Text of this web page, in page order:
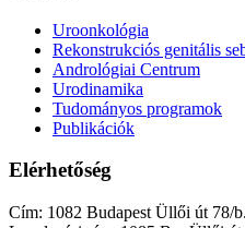
Uroonkológia
Rekonstrukciós genitális
Andrológiai Centrum
Urodinamika
Tudományos programok
Publikációk
Elérhetőség
Cím: 1082 Budapest Üllői út 78/b.